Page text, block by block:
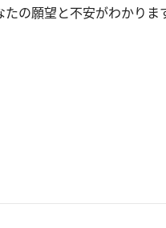
の願望と不安がわかりま